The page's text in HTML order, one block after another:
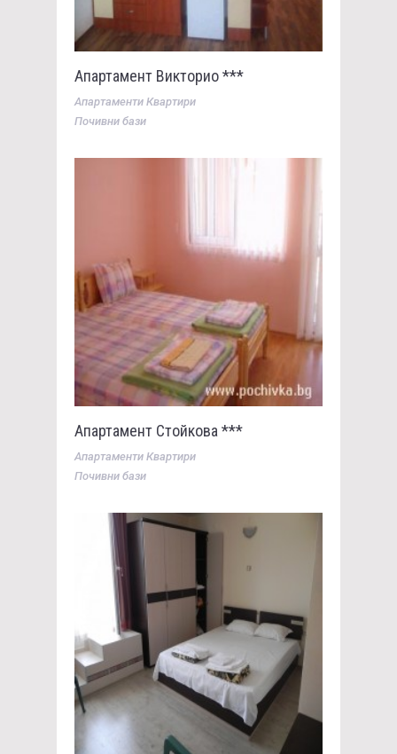
Апартамент Викторио ***
Апартаменти Квартири
Почивни бази
Апартамент Стойкова ***
Апартаменти Квартири
Почивни бази